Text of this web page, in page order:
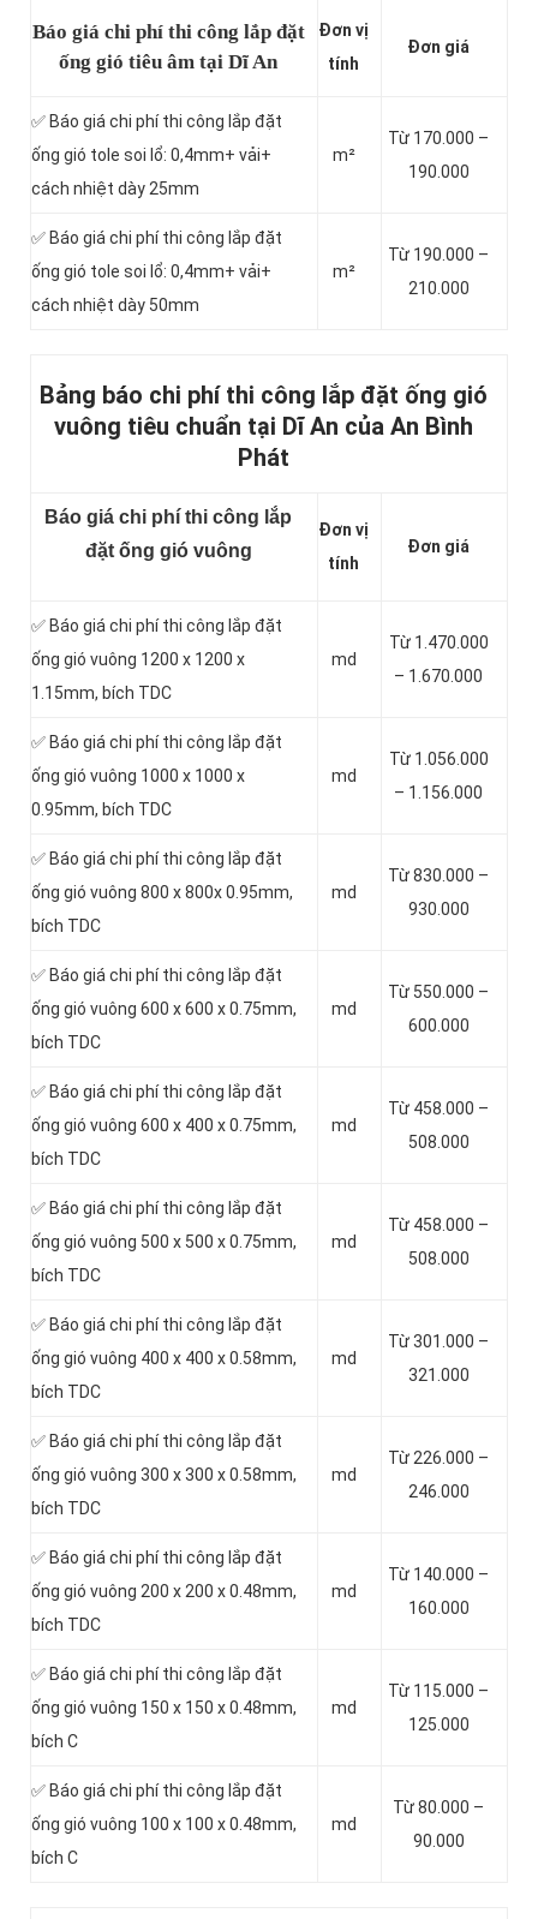
Báo giá chi phí thi công lắp đặt
ống gió tiêu âm tại Dĩ An
Đơn vị
tính
Đơn giá
✅ Báo giá chi phí thi công lắp đặt
ống gió tole soi lổ: 0,4mm+ vải+
cách nhiệt dày 25mm
m²
Từ 170.000 –
190.000
✅ Báo giá chi phí thi công lắp đặt
ống gió tole soi lổ: 0,4mm+ vải+
cách nhiệt dày 50mm
m²
Từ 190.000 –
210.000
Bảng báo chi phí thi công lắp đặt ống gió
vuông tiêu chuẩn tại Dĩ An của An Bình
Phát
Báo giá chi phí thi công lắp
đặt ống gió vuông
Đơn vị
tính
Đơn giá
✅ Báo giá chi phí thi công lắp đặt
ống gió vuông 1200 x 1200 x
1.15mm, bích TDC
md
Từ 1.470.000
– 1.670.000
✅ Báo giá chi phí thi công lắp đặt
ống gió vuông 1000 x 1000 x
0.95mm, bích TDC
md
Từ 1.056.000
– 1.156.000
✅ Báo giá chi phí thi công lắp đặt
ống gió vuông 800 x 800x 0.95mm,
bích TDC
md
Từ 830.000 –
930.000
✅ Báo giá chi phí thi công lắp đặt
ống gió vuông 600 x 600 x 0.75mm,
bích TDC
md
Từ 550.000 –
600.000
✅ Báo giá chi phí thi công lắp đặt
ống gió vuông 600 x 400 x 0.75mm,
bích TDC
md
Từ 458.000 –
508.000
✅ Báo giá chi phí thi công lắp đặt
ống gió vuông 500 x 500 x 0.75mm,
bích TDC
md
Từ 458.000 –
508.000
✅ Báo giá chi phí thi công lắp đặt
ống gió vuông 400 x 400 x 0.58mm,
bích TDC
md
Từ 301.000 –
321.000
✅ Báo giá chi phí thi công lắp đặt
ống gió vuông 300 x 300 x 0.58mm,
bích TDC
md
Từ 226.000 –
246.000
✅ Báo giá chi phí thi công lắp đặt
ống gió vuông 200 x 200 x 0.48mm,
bích TDC
md
Từ 140.000 –
160.000
✅ Báo giá chi phí thi công lắp đặt
ống gió vuông 150 x 150 x 0.48mm,
bích C
md
Từ 115.000 –
125.000
✅ Báo giá chi phí thi công lắp đặt
ống gió vuông 100 x 100 x 0.48mm,
bích C
md
Từ 80.000 –
90.000